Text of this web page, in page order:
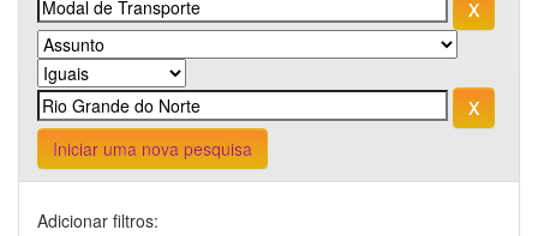
Iniciar uma nova pesquisa
Adicionar filtros: